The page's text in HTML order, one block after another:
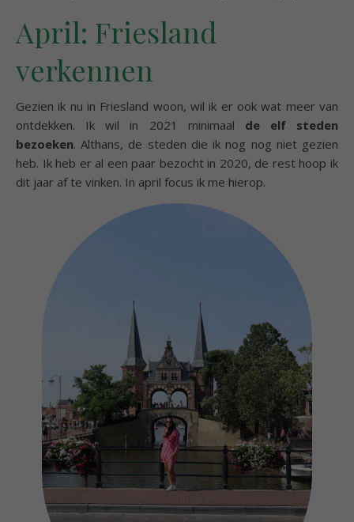
April: Friesland
verkennen
Gezien ik nu in Friesland woon, wil ik er ook wat meer van
ontdekken. Ik wil in 2021 minimaal de elf steden
bezoeken. Althans, de steden die ik nog nog niet gezien
heb. Ik heb er al een paar bezocht in 2020, de rest hoop ik
dit jaar af te vinken. In april focus ik me hierop.